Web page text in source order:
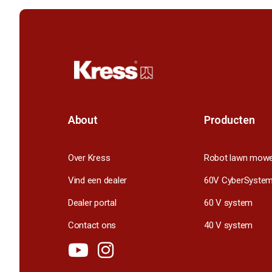
About
Over Kress
Vind een dealer
Dealer portal
Contact ons
Producten
Robot lawn
60V CyberSystem
60 V system
40 V system